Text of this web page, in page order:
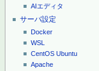
AIエディタ
サーバ設定
Docker
WSL
CentOS Ubuntu
Apache